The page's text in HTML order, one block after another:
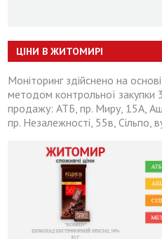
ЦІНИ В ЖИТОМИРІ
Моніторинг здійснено на
методом контрольної закупки
продажу: АТБ, пр. Миру, 15А,
пр. Незалежності, 55в, Сільпо,